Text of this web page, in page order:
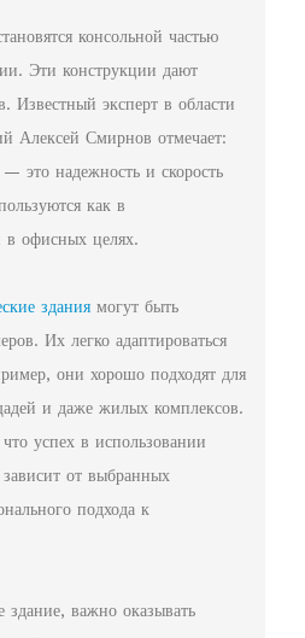
консольной частью
Эти конструкции дают
Известный эксперт в области
Алексей Смирнов отмечает:
это надежность и скорость
как в
офисных целях.
здания могут быть
Их легко адаптироваться
они хорошо подходят для
и даже жилых комплексов.
успех в использовании
от выбранных
подхода к
здание, важно оказывать